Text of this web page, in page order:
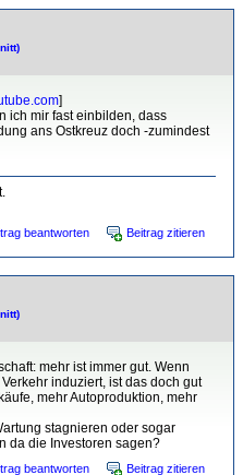
]
ich mir fast einbilden, dass
ans Ostkreuz doch -zumindest
beantworten Beitrag zitieren
mehr ist immer gut. Wenn
induziert, ist das doch gut
mehr Autoproduktion, mehr
stagnieren oder sogar
da die Investoren sagen?
beantworten Beitrag zitieren